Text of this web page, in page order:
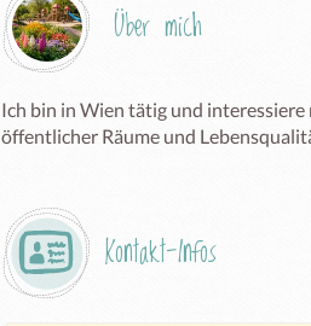
Über mich
Ich bin in Wien tätig und
öffentlicher Räume und
Kontakt-Infos